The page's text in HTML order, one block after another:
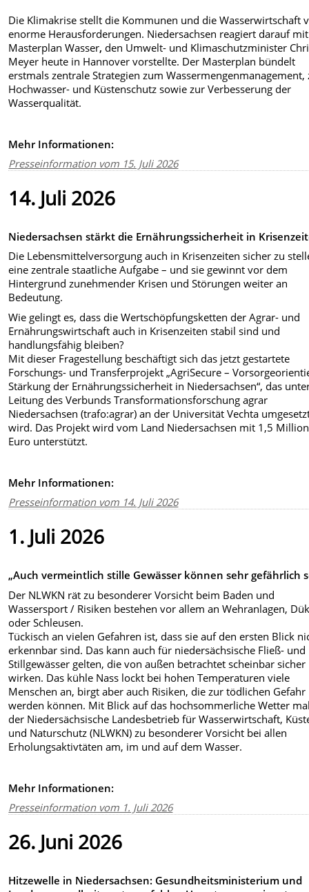
Die Klimakrise stellt die Kommunen und die Wasserwirtschaft
enorme Herausforderungen. Niedersachsen reagiert darauf
Masterplan Wasser, den Umwelt- und Klimaschutzminister
Meyer heute in Hannover vorstellte. Der Masterplan bündelt
erstmals zentrale Strategien zum Wassermengenmanagement,
Hochwasser- und Küstenschutz sowie zur Verbesserung der
Wasserqualität.
Mehr Informationen:
Presseinformation vom 15. Juli 2026
14. Juli 2026
Niedersachsen stärkt die Ernährungssicherheit in
Die Lebensmittelversorgung auch in Krisenzeiten sicher zu
eine zentrale staatliche Aufgabe – und sie gewinnt vor dem
Hintergrund zunehmender Krisen und Störungen weiter an
Bedeutung.
Wie gelingt es, dass die Wertschöpfungsketten der Agrar- und
Ernährungswirtschaft auch in Krisenzeiten stabil sind und
handlungsfähig bleiben?
Mit dieser Fragestellung beschäftigt sich das jetzt gestartete
Forschungs- und Transferprojekt „AgriSecure –
Stärkung der Ernährungssicherheit in Niedersachsen“, das
Leitung des Verbunds Transformationsforschung agrar
Niedersachsen (trafo:agrar) an der Universität Vechta
wird. Das Projekt wird vom Land Niedersachsen mit 1,5
Euro unterstützt.
Mehr Informationen:
Presseinformation vom 14. Juli 2026
1. Juli 2026
„Auch vermeintlich stille Gewässer können sehr gefährlich
Der NLWKN rät zu besonderer Vorsicht beim Baden und
Wassersport / Risiken bestehen vor allem an Wehranlagen,
oder Schleusen.
Tückisch an vielen Gefahren ist, dass sie auf den ersten Blick
erkennbar sind. Das kann auch für niedersächsische Fließ- und
Stillgewässer gelten, die von außen betrachtet scheinbar sicher
wirken. Das kühle Nass lockt bei hohen Temperaturen viele
Menschen an, birgt aber auch Risiken, die zur tödlichen Gefahr
werden können. Mit Blick auf das hochsommerliche Wetter
der Niedersächsische Landesbetrieb für Wasserwirtschaft,
und Naturschutz (NLWKN) zu besonderer Vorsicht bei allen
Erholungsaktivtäten am, im und auf dem Wasser.
Mehr Informationen:
Presseinformation vom 1. Juli 2026
26. Juni 2026
Hitzewelle in Niedersachsen: Gesundheitsministerium und